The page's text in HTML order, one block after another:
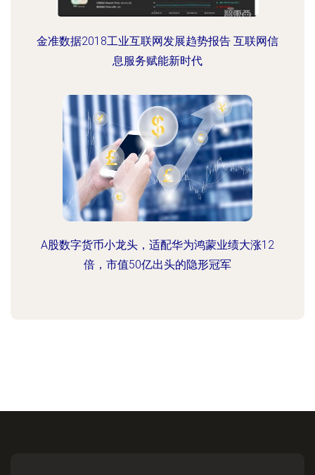
金准数据2018工业互联网发展趋势报告 互联网信
息服务赋能新时代
A股数字货币小龙头，适配华为鸿蒙业绩大涨12
倍，市值50亿出头的隐形冠军